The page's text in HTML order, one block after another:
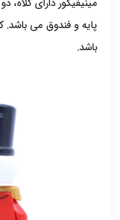
مینیفیگور دارای
پایه و فندوق می باشد.
باشد.